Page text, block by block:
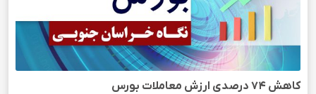
کاهش ۷۴ درصدی ارزش معاملات بورس